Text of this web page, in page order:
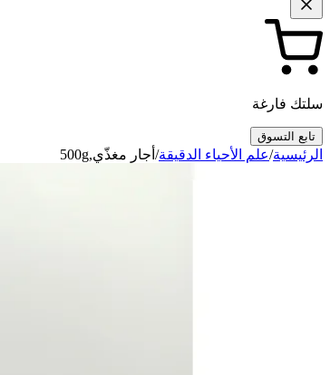
سلتك فارغة
تابع التسوق
الرئيسية/علم الأحياء الدقيقة/ أجار مغذّي,500g